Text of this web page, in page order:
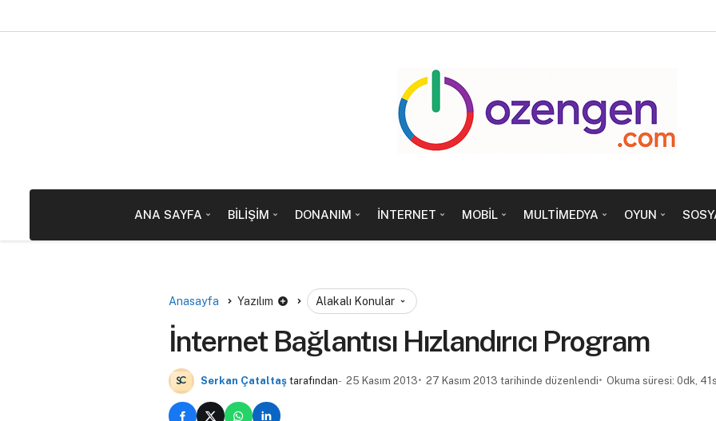
ANA SAYFA BILIŞIM DONANIM İNTERNET MOBIL MULTIMEDYA OYUN
Anasayfa Yazılım Alakalı Konular
İnternet Bağlantısı Hızlandırıcı Program
Serkan Çataltaş tarafından 25 Kasım 2013 27 Kasım 2013 tarihinde düzenlendi Okuma süresi: 0dk,